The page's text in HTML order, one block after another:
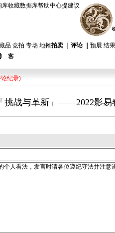
提建议
帮助中心
收藏数据库
库
品 竞拍 专场 地摊拍卖 预展 结果
评论｜
客
纪录)
「挑战与革新」——2022影易